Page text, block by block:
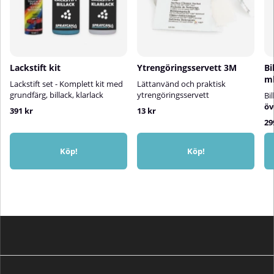
Lackstift kit
Lackstift set - Komplett kit med
grundfärg, billack, klarlack
391 kr
Köp!
Ytrengöringsservett 3M
Lättanvänd och praktisk
ytrengöringsservett
13 kr
Köp!